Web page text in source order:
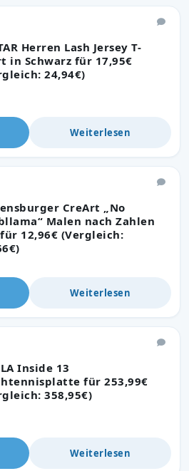
Herren Lash Jersey T-
in Schwarz für 17,95€
24,94€)
Weiterlesen
CreArt „No
Malen nach Zahlen
12,96€ (Vergleich:
Weiterlesen
Inside 13
für 253,99€
358,95€)
Weiterlesen